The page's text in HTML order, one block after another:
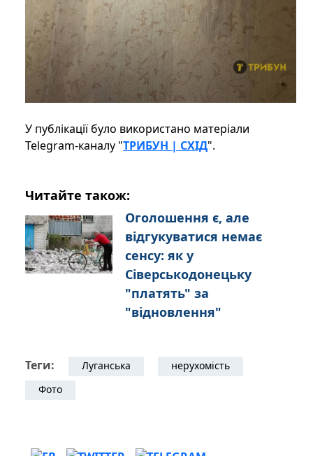
У публікації було використано матеріали
Telegram-каналу "ТРИБУН | СХІД".
Читайте також:
Оголошення є, але
відгукуватися немає
сенсу: як у
Сіверськодонецьку
"платять" за
"відновлення"
Теги: Луганська
нерухомість
Фото